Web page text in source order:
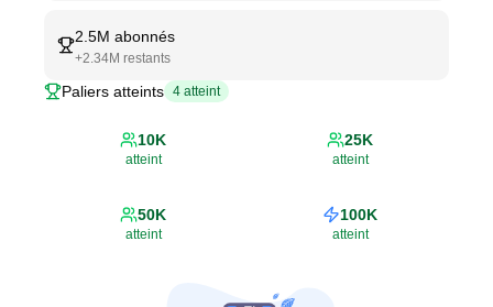
2.5M abonnés
+2.34M restants
Paliers atteints 4 atteint
10K
atteint
25K
atteint
50K
atteint
100K
atteint